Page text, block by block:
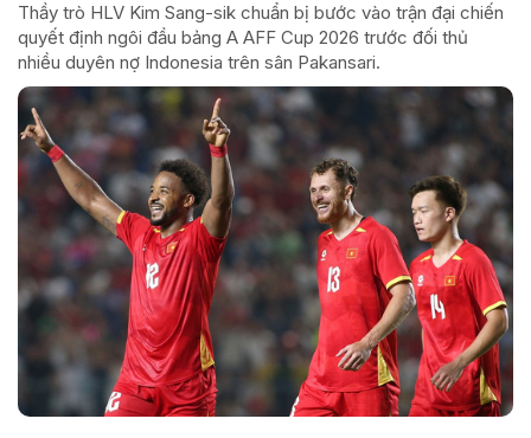
Thầy trò HLV Kim Sang-sik chuẩn bị bước vào trận đại chiến
quyết định ngôi đầu bảng A AFF Cup 2026 trước đối thủ
nhiều duyên nợ Indonesia trên sân Pakansari.